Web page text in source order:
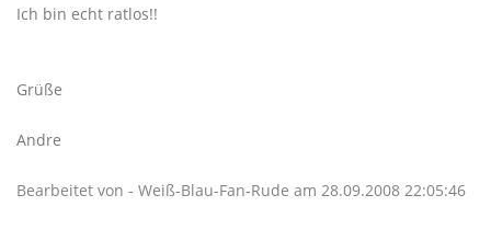
Ich bin echt ratlos!!
Grüße
Andre
Bearbeitet von - Weiß-Blau-Fan-Rude am 28.09.2008 22:05:46